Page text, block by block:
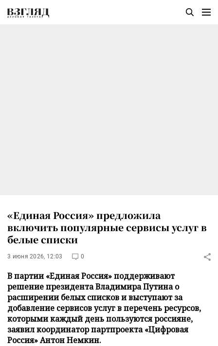
«Единая Россия» предложила
включить популярные сервисы услуг в
белые списки
3 июня 2026, 12:03 0
В партии «Единая Россия» поддерживают
решение президента Владимира Путина о
расширении белых списков и выступают за
добавление сервисов услуг в перечень ресурсов,
которыми каждый день пользуются россияне,
заявил координатор партпроекта «Цифровая
Россия» Антон Немкин.